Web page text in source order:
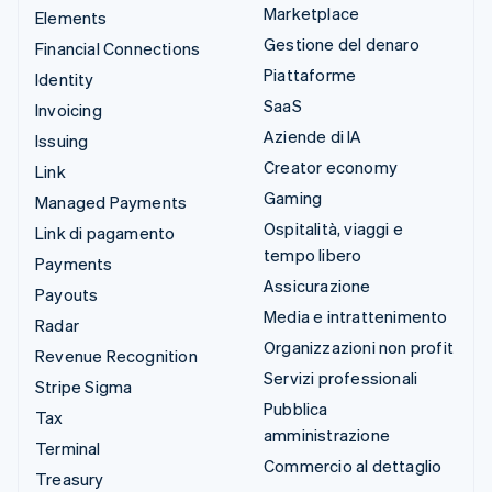
Elements
Financial Connections
Identity
Invoicing
Issuing
Link
Managed Payments
Link di pagamento
Payments
Payouts
Radar
Revenue Recognition
Stripe Sigma
Tax
Terminal
Treasury
Marketplace
Gestione del denaro
Piattaforme
SaaS
Aziende di IA
Creator economy
Gaming
Ospitalità, viaggi e
tempo libero
Assicurazione
Media e intrattenimento
Organizzazioni non profit
Servizi professionali
Pubblica
amministrazione
Commercio al dettaglio